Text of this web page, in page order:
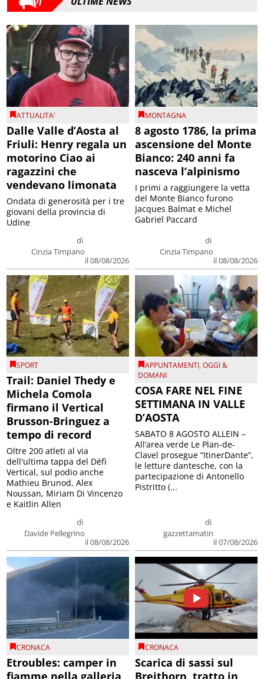
ATTUALITA'
Dalle Valle d’Aosta al
Friuli: Henry regala un
motorino Ciao ai
ragazzini che
vendevano limonata
di
Cinzia Timpano
il 08/08/2026
Ondata di generosità per i tre
giovani della provincia di
Udine
MONTAGNA
8 agosto 1786, la prima
ascensione del Monte
Bianco: 240 anni fa
nasceva l’alpinismo
di
Cinzia Timpano
il 08/08/2026
I primi a raggiungere la vetta
del Monte Bianco furono
Jacques Balmat e Michel
Gabriel Paccard
SPORT
Trail: Daniel Thedy e
Michela Comola
firmano il Vertical
Brusson-Bringuez a
tempo di record
di
Davide Pellegrino
il 08/08/2026
Oltre 200 atleti al via
dell'ultima tappa del Défì
Vertical, sul podio anche
Mathieu Brunod, Alex
Noussan, Miriam Di Vincenzo
e Kaitlin Allen
APPUNTAMENTI,OGGI &
DOMANI
COSA FARE NEL FINE
SETTIMANA IN VALLE
D’AOSTA
di
gazzettamatin
il 07/08/2026
SABATO 8 AGOSTO ALLEIN –
All’area verde Le Plan-de-
Clavel prosegue “ItinerDante”,
le letture dantesche, con la
partecipazione di Antonello
Pistritto (...
CRONACA
Etroubles: camper in
fiamme nella galleria
CRONACA
Scarica di sassi sul
Breithorn, tratto in